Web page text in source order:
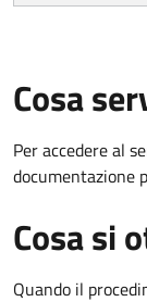
Cosa
Per accedere al
documentazione
Cosa si
Quando il